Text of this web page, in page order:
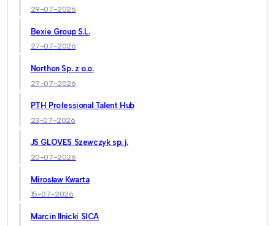
29-07-2026
Bexie Group S.L.
27-07-2026
Northon Sp. z o.o.
27-07-2026
PTH Professional Talent Hub
23-07-2026
JS GLOVES Szewczyk sp. j.
20-07-2026
Mirosław Kwarta
15-07-2026
Marcin Ilnicki SICA